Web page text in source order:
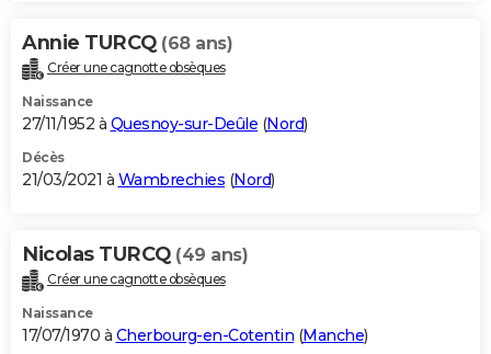
Annie TURCQ (68 ans)
Créer une cagnotte obsèques
Naissance
27/11/1952 à Quesnoy-sur-Deûle (Nord)
Décès
21/03/2021 à Wambrechies (Nord)
Nicolas TURCQ (49 ans)
Créer une cagnotte obsèques
Naissance
17/07/1970 à Cherbourg-en-Cotentin (Manche)